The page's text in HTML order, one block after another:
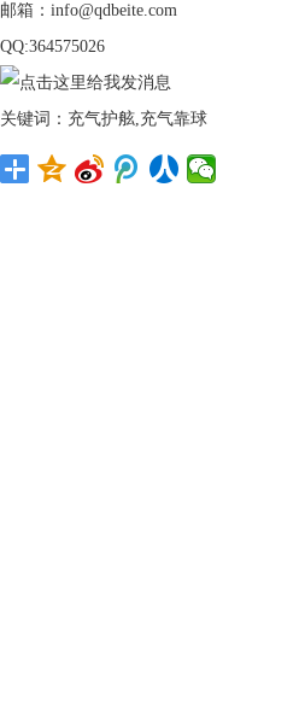
邮箱：info@qdbeite.com
QQ:364575026
关键词：充气护舷,充气靠球